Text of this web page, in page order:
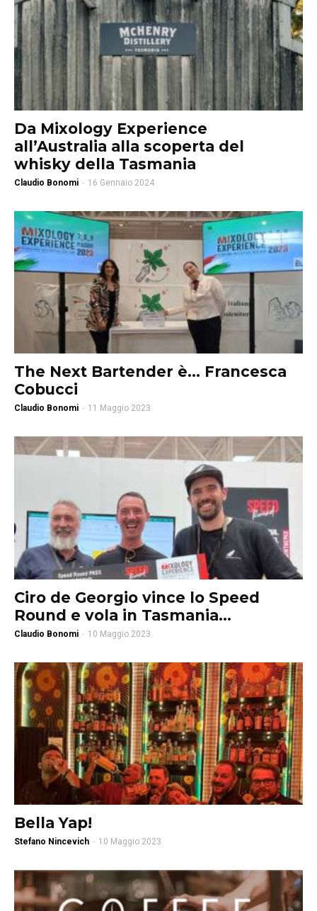
Da Mixology Experience
all’Australia alla scoperta del
whisky della Tasmania
Claudio Bonomi - 16 Gennaio 2024
The Next Bartender è… Francesca
Cobucci
Claudio Bonomi - 11 Maggio 2023
Ciro de Georgio vince lo Speed
Round e vola in Tasmania...
Claudio Bonomi - 10 Maggio 2023
Bella Yap!
Stefano Nincevich - 10 Maggio 2023